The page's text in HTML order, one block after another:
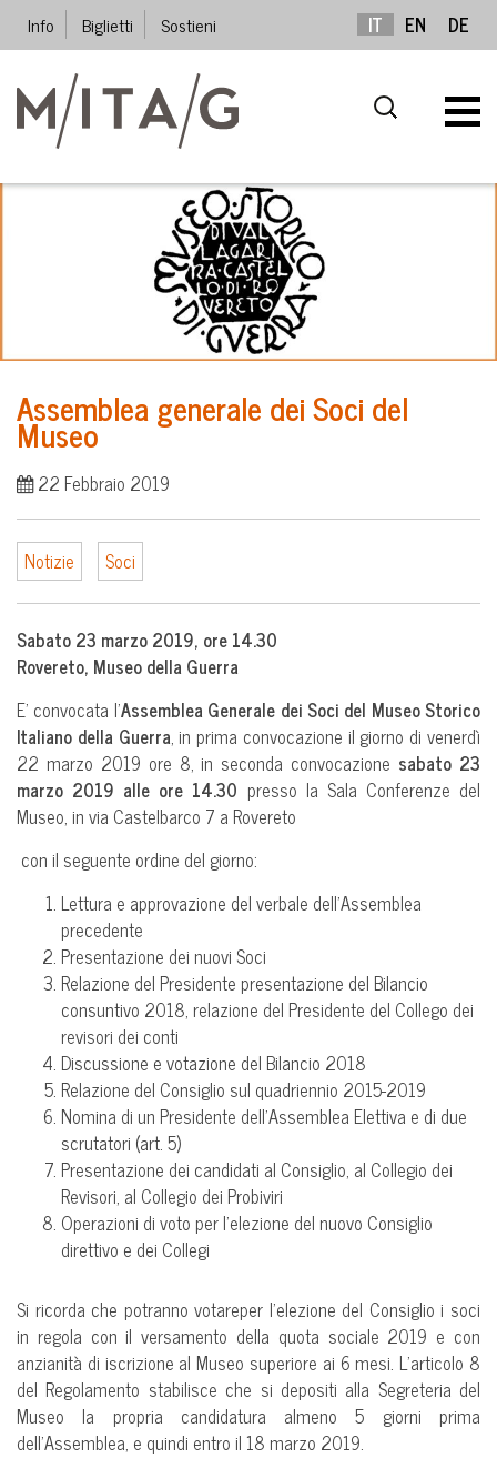
Info Biglietti Sostieni IT EN DE
Assemblea generale dei Soci del
Museo
22 Febbraio 2019
Notizie Soci
Sabato 23 marzo 2019, ore 14.30
Rovereto, Museo della Guerra
E’ convocata l’Assemblea Generale dei Soci del Museo Storico
Italiano della Guerra, in prima convocazione il giorno di venerdì
22 marzo 2019 ore 8, in seconda convocazione sabato 23
marzo 2019 alle ore 14.30 presso la Sala Conferenze del
Museo, in via Castelbarco 7 a Rovereto
con il seguente ordine del giorno:
Lettura e approvazione del verbale dell’Assemblea
precedente
Presentazione dei nuovi Soci
Relazione del Presidente presentazione del Bilancio
consuntivo 2018, relazione del Presidente del Collego dei
revisori dei conti
Discussione e votazione del Bilancio 2018
Relazione del Consiglio sul quadriennio 2015-2019
Nomina di un Presidente dell’Assemblea Elettiva e di due
scrutatori (art. 5)
Presentazione dei candidati al Consiglio, al Collegio dei
Revisori, al Collegio dei Probiviri
Operazioni di voto per l’elezione del nuovo Consiglio
direttivo e dei Collegi
Si ricorda che potranno votareper l’elezione del Consiglio i soci
in regola con il versamento della quota sociale 2019 e con
anzianità di iscrizione al Museo superiore ai 6 mesi. L’articolo 8
del Regolamento stabilisce che si depositi alla Segreteria del
Museo la propria candidatura almeno 5 giorni prima
dell’Assemblea, e quindi entro il 18 marzo 2019.